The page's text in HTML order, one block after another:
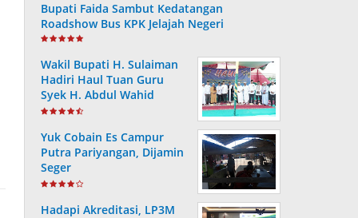
Bupati Faida Sambut Kedatangan
Roadshow Bus KPK Jelajah Negeri
Wakil Bupati H. Sulaiman
Hadiri Haul Tuan Guru
Syek H. Abdul Wahid
Yuk Cobain Es Campur
Putra Pariyangan, Dijamin
Seger
Hadapi Akreditasi, LP3M